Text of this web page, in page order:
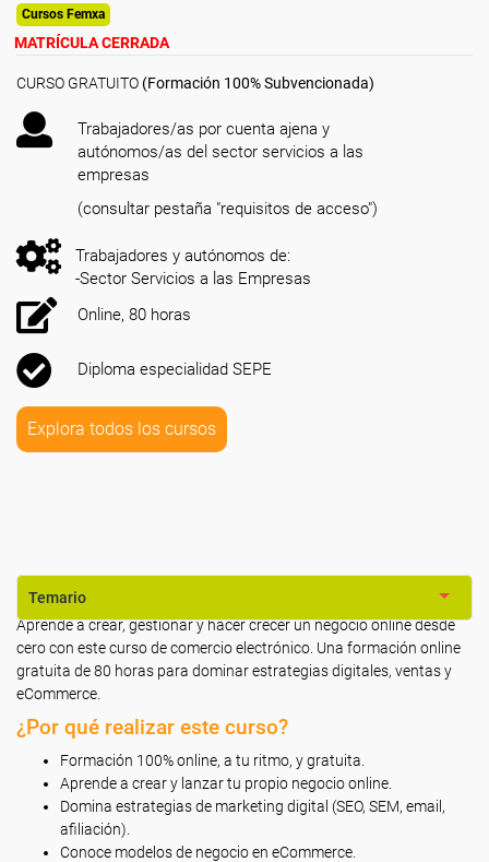
Cursos Femxa
MATRÍCULA CERRADA
CURSO GRATUITO (Formación 100% Subvencionada)
Trabajadores/as por cuenta ajena y
autónomos/as del sector servicios a las
empresas
(consultar pestaña "requisitos de acceso")
Trabajadores y autónomos de:
-Sector Servicios a las Empresas
Online, 80 horas
Diploma especialidad SEPE
Explora todos los cursos
Temario
Aprende a crear, gestionar y hacer crecer un negocio online desde
cero con este curso de comercio electrónico. Una formación online
gratuita de 80 horas para dominar estrategias digitales, ventas y
eCommerce.
¿Por qué realizar este curso?
Formación 100% online, a tu ritmo, y gratuita.
Aprende a crear y lanzar tu propio negocio online.
Domina estrategias de marketing digital (SEO, SEM, email,
afiliación).
Conoce modelos de negocio en eCommerce.